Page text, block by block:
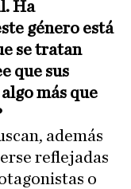
Ha
género está
se tratan
que sus
más que
además
reflejadas
o